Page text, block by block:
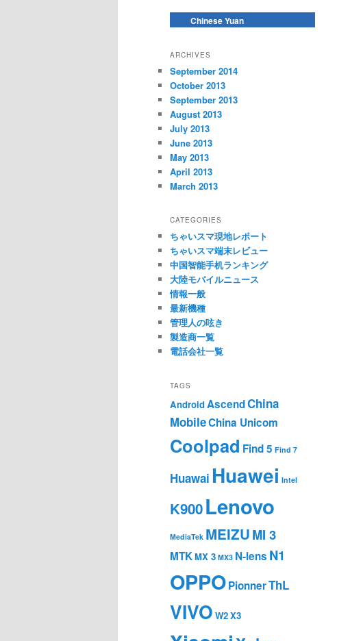
Chinese Yuan
ARCHIVES
September 2014
October 2013
September 2013
August 2013
July 2013
June 2013
May 2013
April 2013
March 2013
CATEGORIES
ちゃいスマ現地レポート
ちゃいスマ端末レビュー
中国智能手机ランキング
大陸モバイルニュース
情報一般
最新機種
管理人の呟き
製造商一覧
電話会社一覧
TAGS
AndroidAscendChina
MobileChina Unicom
Coolpad Find 5 Find 7
Huawai Huawei Intel
K900Lenovo
MediaTek MEIZUMI 3
MTKMX 3 MX3 N-lens N1
OPPOPionnerThL
VIVO W2X3